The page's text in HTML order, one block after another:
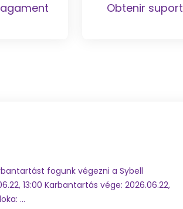
Obtenir suport
fogunk végezni a Sybell
13:00 Karbantartás vége: 2026.06.22,
...